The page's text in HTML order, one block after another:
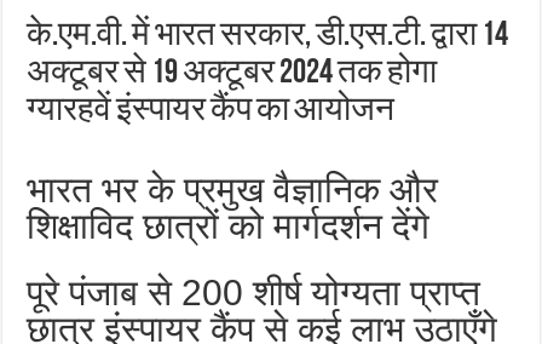
के.एम.वी. में भारत सरकार, डी.एस.टी. द्वारा 14
अक्टूबर से 19 अक्टूबर 2024 तक होगा
ग्यारहवें इंस्पायर कैंप का आयोजन
भारत भर के प्रमुख वैज्ञानिक और
शिक्षाविद छात्रों को मार्गदर्शन देंगे
पूरे पंजाब से 200 शीर्ष योग्यता प्राप्त
छात्र इंस्पायर कैंप से कई लाभ उठाएँगे